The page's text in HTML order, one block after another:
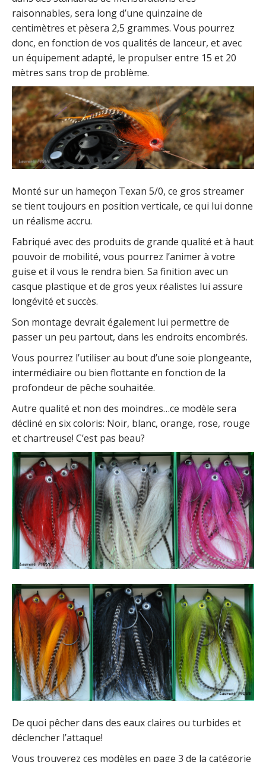
raisonnables, sera long d’une quinzaine de
centimètres et pèsera 2,5 grammes. Vous pourrez
donc, en fonction de vos qualités de lanceur, et avec
un équipement adapté, le propulser entre 15 et 20
mètres sans trop de problème.
Monté sur un hameçon Texan 5/0, ce gros streamer
se tient toujours en position verticale, ce qui lui donne
un réalisme accru.
Fabriqué avec des produits de grande qualité et à haut
pouvoir de mobilité, vous pourrez l’animer à votre
guise et il vous le rendra bien. Sa finition avec un
casque plastique et de gros yeux réalistes lui assure
longévité et succès.
Son montage devrait également lui permettre de
passer un peu partout, dans les endroits encombrés.
Vous pourrez l’utiliser au bout d’une soie plongeante,
intermédiaire ou bien flottante en fonction de la
profondeur de pêche souhaitée.
Autre qualité et non des moindres…ce modèle sera
décliné en six coloris: Noir, blanc, orange, rose, rouge
et chartreuse! C’est pas beau?
De quoi pêcher dans des eaux claires ou turbides et
déclencher l’attaque!
Vous trouverez ces modèles en page 3 de la catégorie